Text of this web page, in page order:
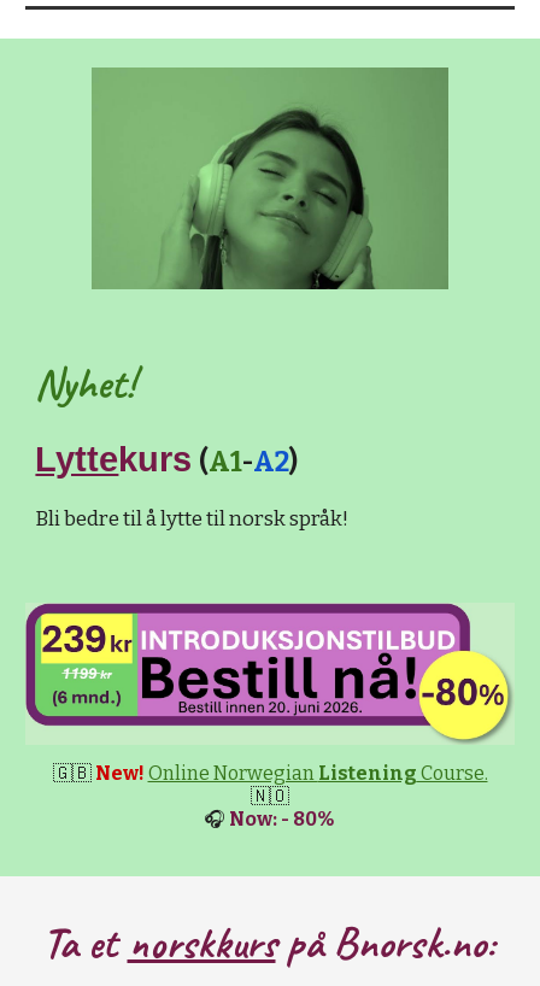
Nyhet!
Lyttekurs (A1-A2)
Bli bedre til å lytte til norsk språk!
🇬🇧 New! Online Norwegian Listening Course.
🇳🇴
🎧 Now: - 80%
Ta et norskkurspå Bnorsk.no: